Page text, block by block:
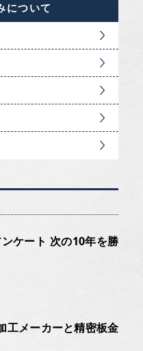
について
ケート 次の10年を勝
工メーカーと精密板金